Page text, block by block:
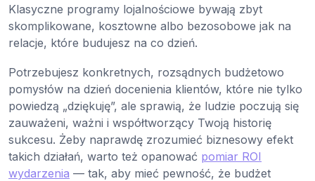
Klasyczne programy lojalnościowe bywają zbyt
skomplikowane, kosztowne albo bezosobowe jak na
relacje, które budujesz na co dzień.
Potrzebujesz konkretnych, rozsądnych budżetowo
pomysłów na dzień docenienia klientów, które nie tylko
powiedzą „dziękuję”, ale sprawią, że ludzie poczują się
zauważeni, ważni i współtworzący Twoją historię
sukcesu. Żeby naprawdę zrozumieć biznesowy efekt
takich działań, warto też opanować pomiar ROI
wydarzenia — tak, aby mieć pewność, że budżet